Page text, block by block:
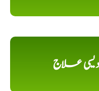
علاج